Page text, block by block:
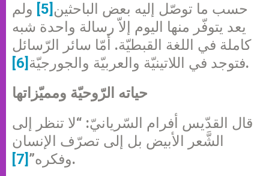
حسب ما توصّل إليه بعض الباحثين [5]
ولم
يعد يتوفّر منها اليوم إلاّ رسالة واحدة شبه
كاملة في اللغة القبطيّة. أمّا سائر الرّسائل
فتوجد في اللاتينيّة والعربيّة والجورجيّة [6]
.
حياته الرّوحيّة ومميّزاتها
قال القدّيس أفرام السّريانيّ: “لا تنظر إلى
الشَّعر الأبيض بل إلى تصرّف الإنسان
وفكره” [7]
.